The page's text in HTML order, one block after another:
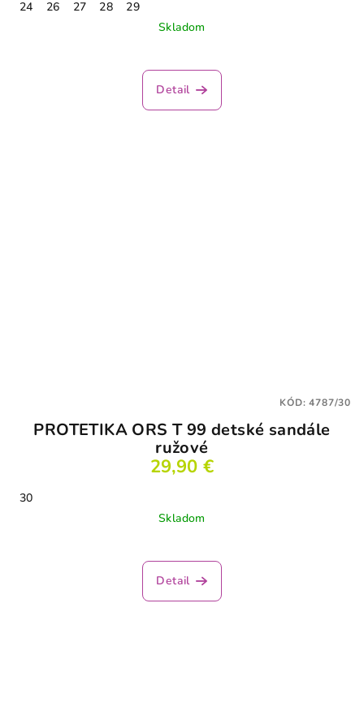
24 26 27 28
29
Skladom
Detail
PROTETIKA ORS T 99 detské sandále
ružové
29,90 €
30
Skladom
Detail
KÓD:4787/30